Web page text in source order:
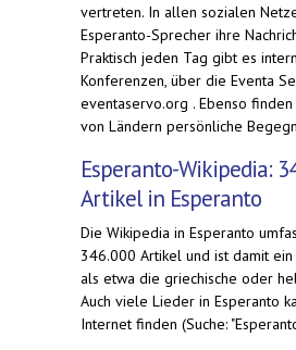
vertreten. In allen sozialen
Esperanto-Sprecher ihre
Praktisch jeden Tag gibt es
Konferenzen, über die Eventa
eventaservo.org . Ebenso
von Ländern persönliche
Esperanto-Wikipedia:
Artikel in Esperanto
Die Wikipedia in Esperanto
346.000 Artikel und ist damit
als etwa die griechische oder
Auch viele Lieder in Esperanto
Internet finden (Suche: